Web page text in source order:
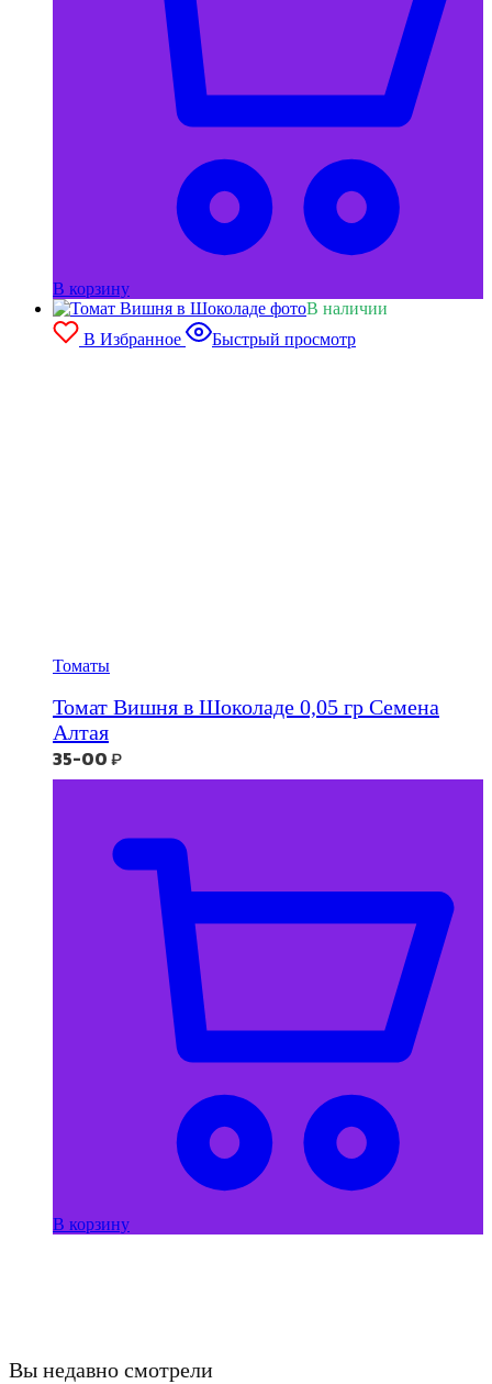
В корзину
В наличии
В Избранное
Быстрый просмотр
Томаты
Томат Вишня в Шоколаде 0,05 гр Семена
Алтая
35-00₽
В корзину
Вы недавно смотрели